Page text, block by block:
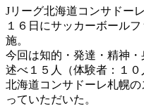
Jリーグ北海道コンサドー
１６日にサッカーボール
施。
今回は知的・発達・精神・
述べ１５人（体験者：１０
北海道コンサドーレ札幌
っていただいた。